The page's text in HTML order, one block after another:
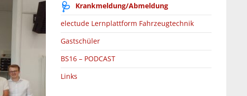
Krankmeldung/Abmeldung
electude Lernplattform Fahrzeugtechnik
Gastschüler
BS16 – PODCAST
Links